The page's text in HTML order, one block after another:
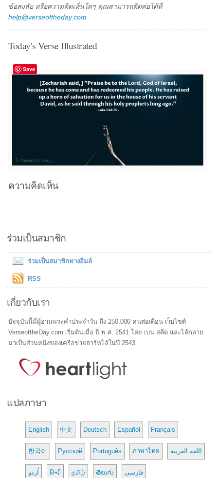
ข้อสงสัย หรือความคิดเห็นใดๆ คุณสามารถติดต่อได้ที่
help@verseoftheday.com
Today's Verse Illustrated
Save
ความคิดเห็น
ร่วมเป็นสมาชิก
ร่วมเป็นสมาชิกทางอีมล์
RSS
เกี่ยวกับเรา
ปัจจุบันนี้มีผู้อ่านพระคำประจำวัน ถึง 250,000 คนต่อเดือน เว็บไซต์
VerseoftheDay.com เริ่มต้นเมื่อ ปี พ.ศ. 2541 โดย เบน สตีด และได้กลาย
มาเป็นส่วนหนึ่งของเครือข่ายฮาร์ทไล์ในปี 2543
แปลภาษา
English 中文 Deutsch Español Français
한국어 Русский Português ภาษาไทย اللغة العربية
اُردو हिन्दी தமிழ் తెలుగు فارسی